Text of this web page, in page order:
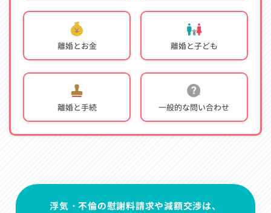
離婚とお金 離婚と子ども
離婚と手続 一般的な問い合わせ
浮気・不倫の慰謝料請求や減額交渉は、